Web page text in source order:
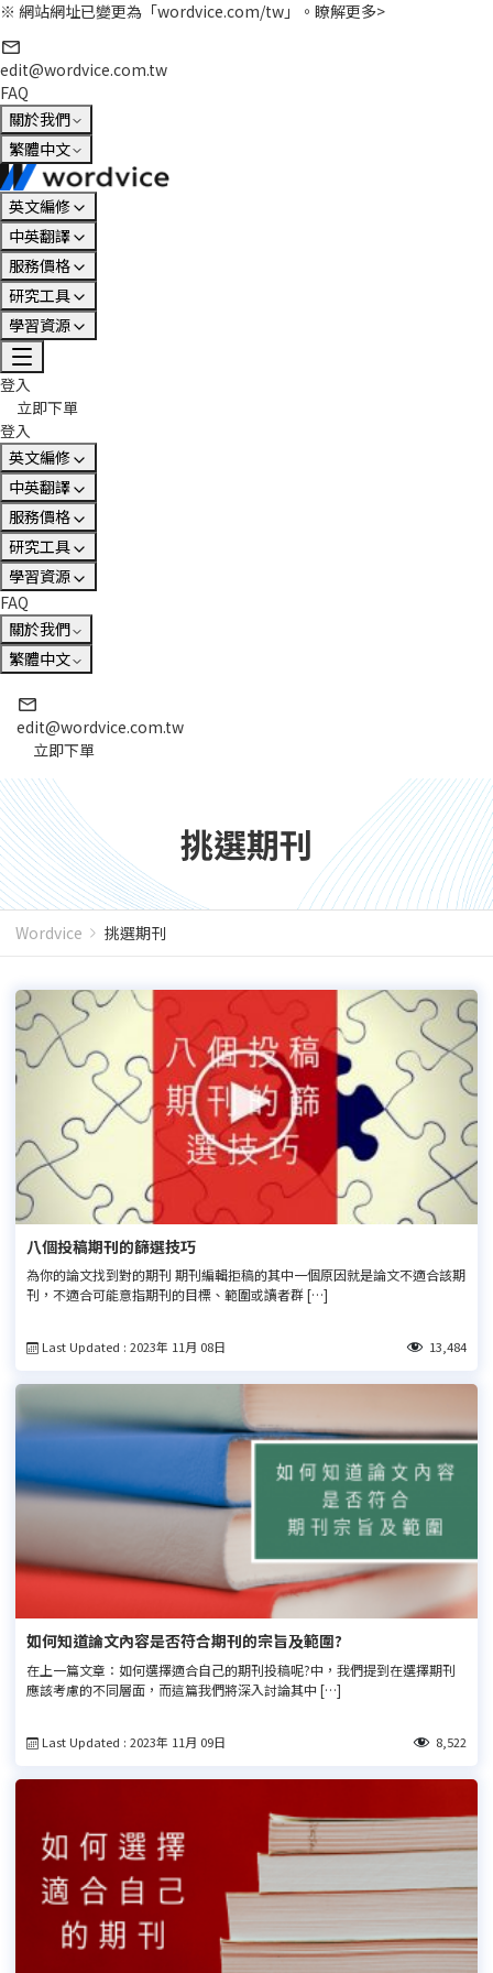
※ 網站網址已變更為「wordvice.com/tw」。 瞭解更多>
edit@wordvice.com.tw
FAQ
關於我們
繁體中文
英文編修
中英翻譯
服務價格
研究工具
學習資源
登入
立即下單
登入
英文編修
中英翻譯
服務價格
研究工具
學習資源
FAQ
關於我們
繁體中文
edit@wordvice.com.tw
立即下單
挑選期刊
Wordvice 挑選期刊
八個投稿期刊的篩選技巧
為你的論文找到對的期刊 期刊編輯拒稿的其中一個原因就是論文不適合該期
刊，不適合可能意指期刊的目標、範圍或讀者群 […]
Last Updated : 2023年 11月 08日 13,484
如何知道論文內容是否符合期刊的宗旨及範圍?
在上一篇文章：如何選擇適合自己的期刊投稿呢?中，我們提到在選擇期刊
應該考慮的不同層面，而這篇我們將深入討論其中 […]
Last Updated : 2023年 11月 09日 8,522